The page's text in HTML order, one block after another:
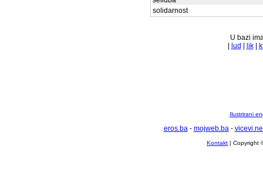
solidarnost
U bazi
lud lik|
Ilustrirani
eros.ba- mojweb.ba-
Kontakt | Copyright